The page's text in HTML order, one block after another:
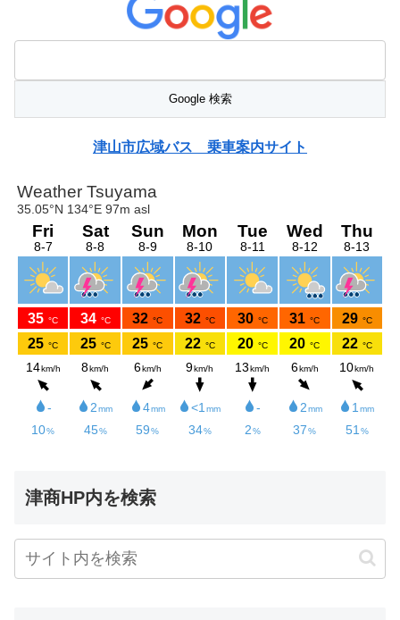
津山市広域バス 乗車案内サイト
津商HP内を検索